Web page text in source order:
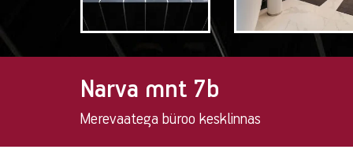
Narva mnt 7b
Merevaatega büroo kesklinnas